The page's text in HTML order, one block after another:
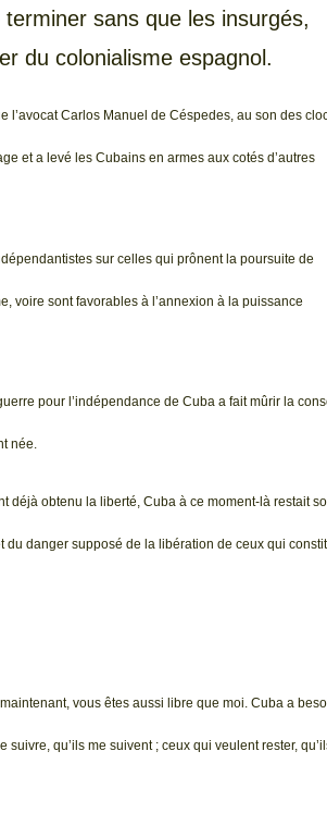
sans que les insurgés,
du colonialisme espagnol.
l’avocat Carlos Manuel de Céspedes, au son des
et a levé les Cubains en armes aux cotés d’autres
sur celles qui prônent la poursuite de
voire sont favorables à l’annexion à la puissance
pour l’indépendance de Cuba a fait mûrir la
née.
déjà obtenu la liberté, Cuba à ce moment-là restait
danger supposé de la libération de ceux qui
vous êtes aussi libre que moi. Cuba a
qu’ils me suivent ; ceux qui veulent rester,